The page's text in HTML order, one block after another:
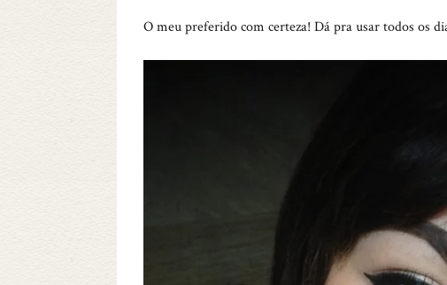
O meu preferido com certeza! Dá pra usar todos os